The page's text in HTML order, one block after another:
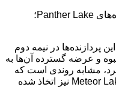
پردازنده‌ها در نیمه دوم
و عرضه گسترده آن‌ها به
مشابه روندی است که
در مورد پردازنده‌های Lunar Lake و Meteor Lake نیز اتخاذ شده